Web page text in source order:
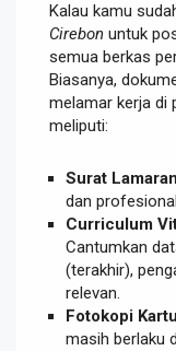
Kalau kamu
Cirebon untuk
semua berkas
Biasanya,
melamar kerja di
meliputi:
Surat
dan
Curriculum
Cantumkan
(terakhir),
relevan.
Fotokopi
masih berlaku